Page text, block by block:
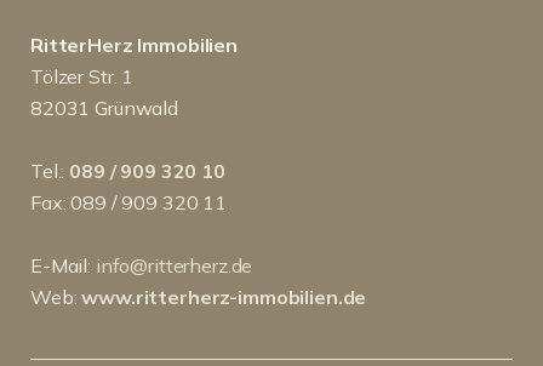
RitterHerz Immobilien
Tölzer Str. 1
82031 Grünwald
Tel.: 089 / 909 320 10
Fax: 089 / 909 320 11
E-Mail: info@ritterherz.de
Web:www.ritterherz-immobilien.de